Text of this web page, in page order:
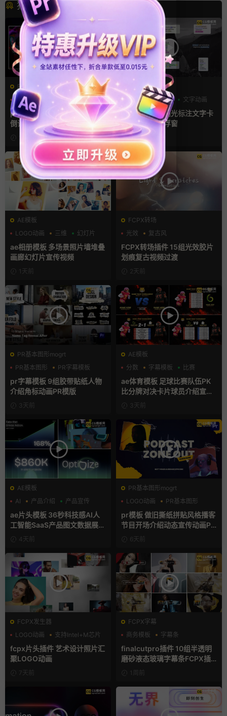
猜你喜欢
PR基本图形mogrt
PR基本图形
三维 倒计时
pr轮播模板 方屏竖屏4K展示
倒计时轮播图PR模版
11小时前
FCPX字幕
字幕模板
弹窗 文字动画
fcpx插件 9组高光标注文字卡
片窗口小组件浮窗
11小时前
AE模板
LOGO动画
三维 幻灯片
ae相册模板 多场景照片墙堆叠
画廊幻灯片宣传视频
1天前
FCPX转场
光效
复古风
支持Intel+M芯片
FCPX转场插件 15组光效胶片
划痕复古视频过渡
2天前
PR基本图形mogrt
PR基本图形
PR字幕模板
人物介绍
pr字幕模板 9组胶带贴纸人物
介绍角标动画PR模版
3天前
AE模板
分数
字幕模板 比赛
ae体育模板 足球比赛队伍PK
比分牌对决卡片球员介绍宣传
视频AE模板
3天前
AE模板
AI
产品介绍 产品宣传
ae片头模板 36秒科技感AI人
工智能SaaS产品图文数据展示
宣传视频AE模板
4天前
PR基本图形mogrt
LOGO动画
PR基本图形
复古风
pr模板 做旧撕纸拼贴风格播客
节目开场介绍动态宣传动画PR
模版6天前
FCPX发生器
LOGO动画
支持Intel+M芯片
汇聚
fcpx片头插件 艺术设计照片汇
聚LOGO动画
7天前
FCPX字幕
商务模板
字幕条
finalcutpro插件 10组半透明
磨砂液态玻璃字幕条FCPX插
1周前